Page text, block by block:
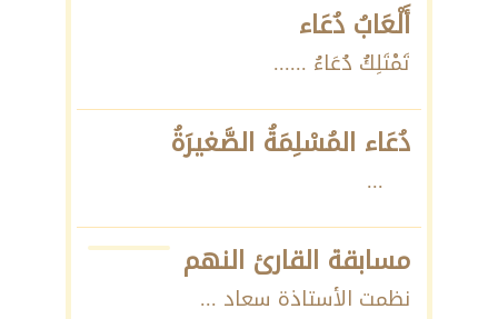
أَلْعَابُ دُعَاء
تَمْتَلِكُ دُعَاءُ ......
دُعَاء المُسْلِمَةُ الصَّغيرَةُ
...
مسابقة القارئ النهم
نظمت الأستاذة سعاد ...